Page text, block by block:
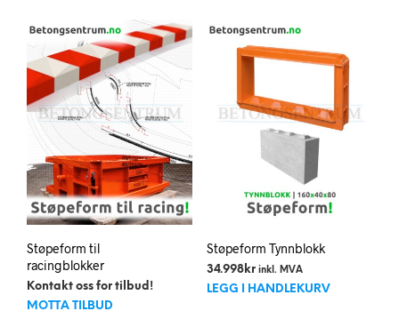
Støpeform til
racingblokker
Kontakt oss for tilbud!
MOTTA TILBUD
Støpeform Tynnblokk
34.998kr inkl. MVA
LEGG I HANDLEKURV